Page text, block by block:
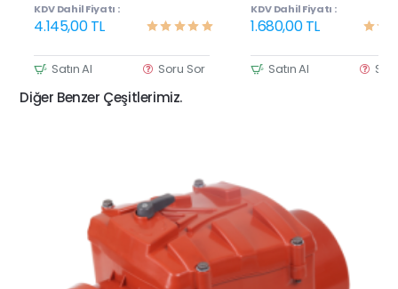
KDV Dahil Fiyatı :
4.145,00 TL
Satın Al Soru Sor
KDV Dahil Fiyatı :
1.680,00 TL
Satın Al
Diğer Benzer Çeşitlerimiz.